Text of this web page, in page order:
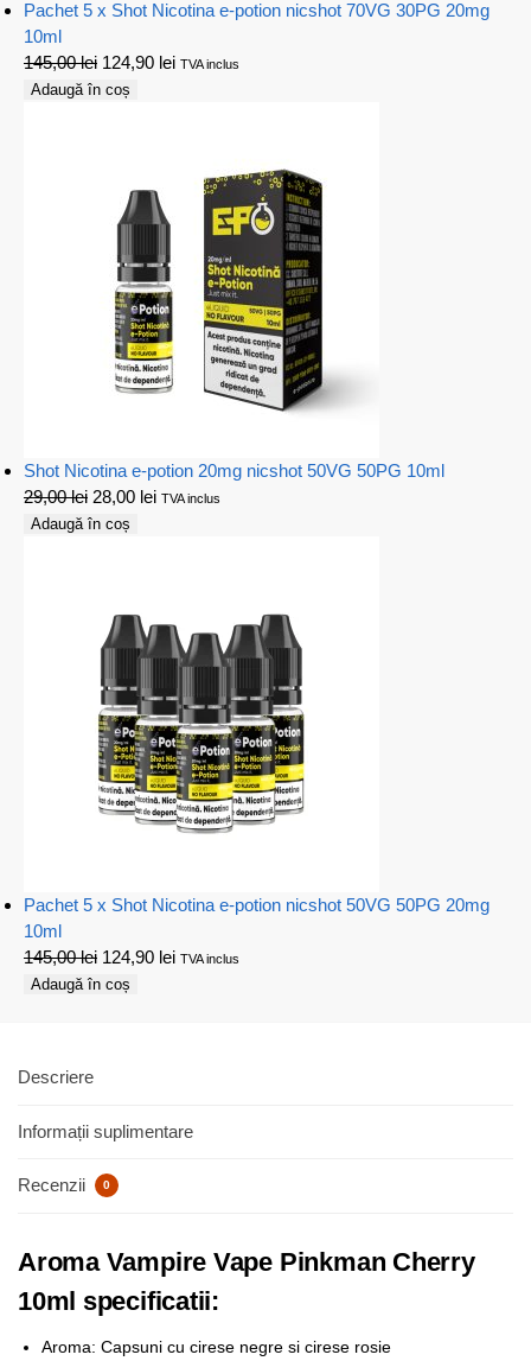
Pachet 5 x Shot Nicotina e-potion nicshot 70VG 30PG 20mg
10ml
145,00lei 124,90 lei TVA inclus
Adaugă în coș
Shot Nicotina e-potion 20mg nicshot 50VG 50PG 10ml
29,00lei 28,00 lei TVA inclus
Adaugă în coș
Pachet 5 x Shot Nicotina e-potion nicshot 50VG 50PG 20mg
10ml
145,00lei 124,90 lei TVA inclus
Adaugă în coș
Descriere
Informații suplimentare
Recenzii 0
Aroma Vampire Vape Pinkman Cherry
10ml specificatii:
Aroma: Capsuni cu cirese negre si cirese rosie